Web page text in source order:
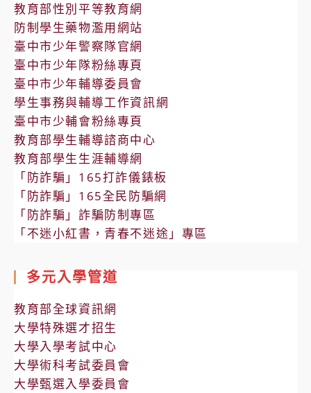
教育部性別平等教育網
防制學生藥物濫用網站
臺中市少年警察隊官網
臺中市少年隊粉絲專頁
臺中市少年輔導委員會
學生事務與輔導工作資訊網
臺中市少輔會粉絲專頁
教育部學生輔導諮商中心
教育部學生生涯輔導網
「防詐騙」165打詐儀錶板
「防詐騙」165全民防騙網
「防詐騙」詐騙防制專區
「不迷小紅書，青春不迷途」專區
多元入學管道
教育部全球資訊網
大學特殊選才招生
大學入學考試中心
大學術科考試委員會
大學甄選入學委員會